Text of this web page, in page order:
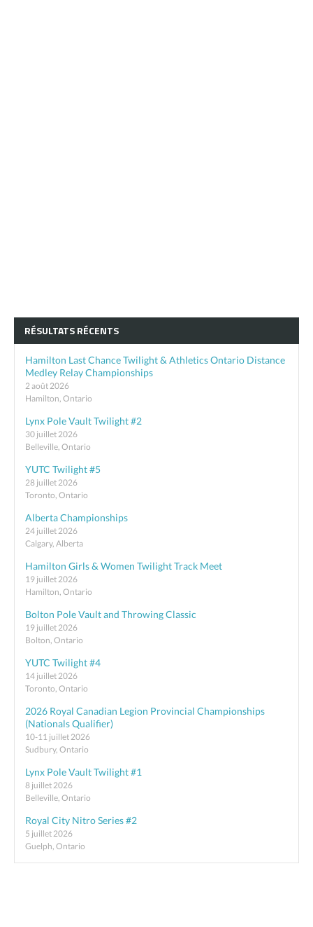
RÉSULTATS RÉCENTS
Hamilton Last Chance Twilight & Athletics Ontario Distance
Medley Relay Championships
2 août 2026
Hamilton, Ontario
Lynx Pole Vault Twilight #2
30 juillet 2026
Belleville, Ontario
YUTC Twilight #5
28 juillet 2026
Toronto, Ontario
Alberta Championships
24 juillet 2026
Calgary, Alberta
Hamilton Girls & Women Twilight Track Meet
19 juillet 2026
Hamilton, Ontario
Bolton Pole Vault and Throwing Classic
19 juillet 2026
Bolton, Ontario
YUTC Twilight #4
14 juillet 2026
Toronto, Ontario
2026 Royal Canadian Legion Provincial Championships
(Nationals Qualifier)
10-11 juillet 2026
Sudbury, Ontario
Lynx Pole Vault Twilight #1
8 juillet 2026
Belleville, Ontario
Royal City Nitro Series #2
5 juillet 2026
Guelph, Ontario